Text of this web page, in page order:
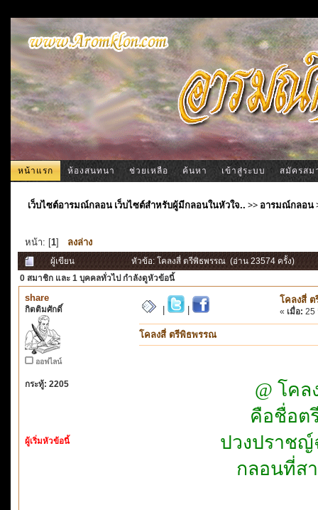
หน้าแรก ห้องสนทนา ช่วยเหลือ ค้นหา เข้าสู่ระบบ สมัครสม
เว็บไซต์อารมณ์กลอน เว็บไซต์สำหรับผู้มีกลอนในหัวใจ.. >> อารมณ์กลอน
หน้า: [1] ลงล่าง
ผู้เขียน
หัวข้อ: โคลงสี่ ตรีพิธพรรณ (อ่าน 23574 ครั้ง)
0 สมาชิก และ 1 บุคคลทั่วไป กำลังดูหัวข้อนี้
share
กิตติมศักดิ์
ออฟไลน์
กระทู้: 2205
ผู้เริ่มหัวข้อนี้
โคลงสี่
« เมื่อ: 25
โคลงสี่ ตรีพิธพรรณ
@ โค
คือชื่อต
ปวงปราช
กลอนที่ส